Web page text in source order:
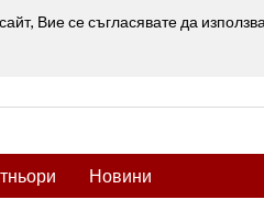
Вие се съгласявате да
Новини